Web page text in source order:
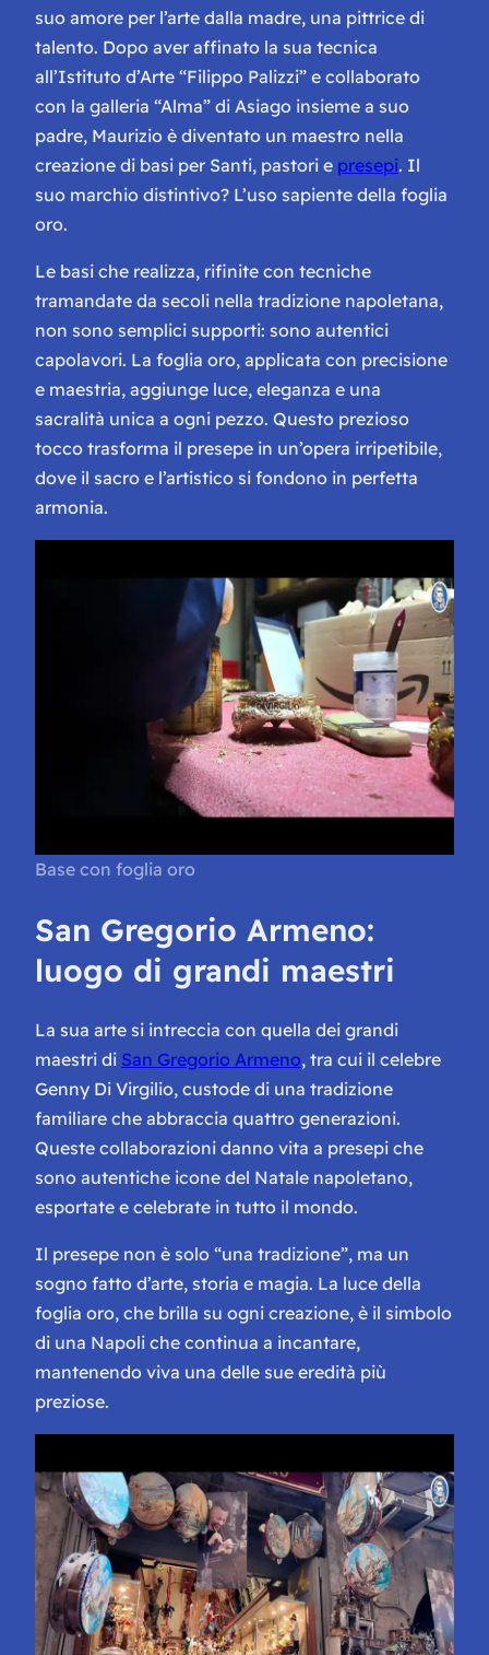
suo amore per l’arte dalla madre, una pittrice di
talento. Dopo aver affinato la sua tecnica
all’Istituto d’Arte “Filippo Palizzi” e collaborato
con la galleria “Alma” di Asiago insieme a suo
padre, Maurizio è diventato un maestro nella
creazione di basi per Santi, pastori e presepi. Il
suo marchio distintivo? L’uso sapiente della foglia
oro.
Le basi che realizza, rifinite con tecniche
tramandate da secoli nella tradizione napoletana,
non sono semplici supporti: sono autentici
capolavori. La foglia oro, applicata con precisione
e maestria, aggiunge luce, eleganza e una
sacralità unica a ogni pezzo. Questo prezioso
tocco trasforma il presepe in un’opera irripetibile,
dove il sacro e l’artistico si fondono in perfetta
armonia.
Base con foglia oro
San Gregorio Armeno:
luogo di grandi maestri
La sua arte si intreccia con quella dei grandi
maestri di San Gregorio Armeno, tra cui il celebre
Genny Di Virgilio, custode di una tradizione
familiare che abbraccia quattro generazioni.
Queste collaborazioni danno vita a presepi che
sono autentiche icone del Natale napoletano,
esportate e celebrate in tutto il mondo.
Il presepe non è solo “una tradizione”, ma un
sogno fatto d’arte, storia e magia. La luce della
foglia oro, che brilla su ogni creazione, è il simbolo
di una Napoli che continua a incantare,
mantenendo viva una delle sue eredità più
preziose.